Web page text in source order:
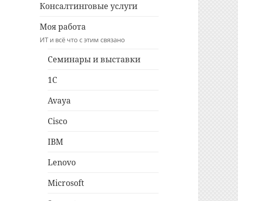
Консалтинговые услуги
Моя работа
ИТ и всё что с этим связано
Семинары и выставки
1C
Avaya
Cisco
IBM
Lenovo
Microsoft